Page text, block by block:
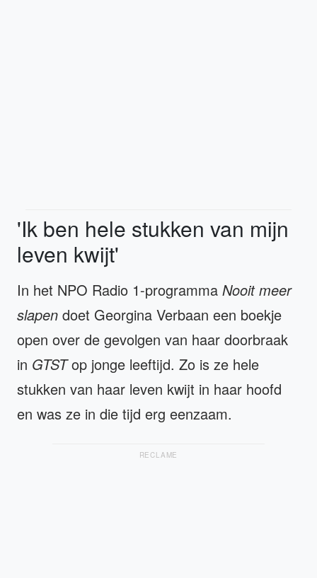
'Ik ben hele stukken van mijn
leven kwijt'
In het NPO Radio 1-programma Nooit meer
slapen doet Georgina Verbaan een boekje
open over de gevolgen van haar doorbraak
in GTSTop jonge leeftijd. Zo is ze hele
stukken van haar leven kwijt in haar hoofd
en was ze in die tijd erg eenzaam.
RECLAME